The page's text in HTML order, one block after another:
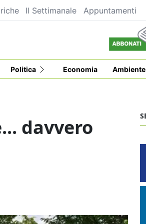
Il Settimanale Appuntamenti
Politica Economia Ambiente
davvero